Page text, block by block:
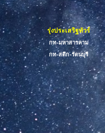
รุ่งประเสริฐทัวร์
กท-มหาสารคาม
กท-สตึก-รัตนบุรี